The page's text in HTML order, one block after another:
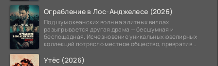
Ограбление в Лос-Анджелесе (2026)
Под шум океанских волн на элитных виллах
разыгрывается другая драма — бесшумная и
беспощадная. Исчезновение уникальных ювелирных
коллекций потрясло местное общество, превратив
Утёс (2026)